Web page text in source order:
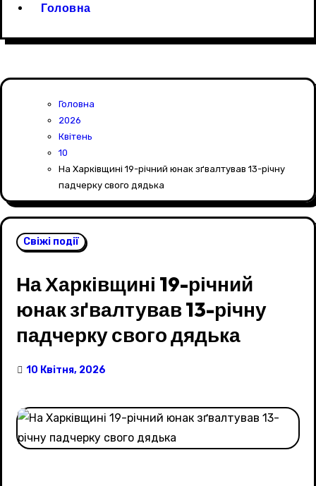
Головна
Головна
2026
Квітень
10
На Харківщині 19-річний юнак зґвалтував 13-річну
падчерку свого дядька
Свіжі події
На Харківщині 19-річний
юнак зґвалтував 13-річну
падчерку свого дядька
10 Квітня, 2026